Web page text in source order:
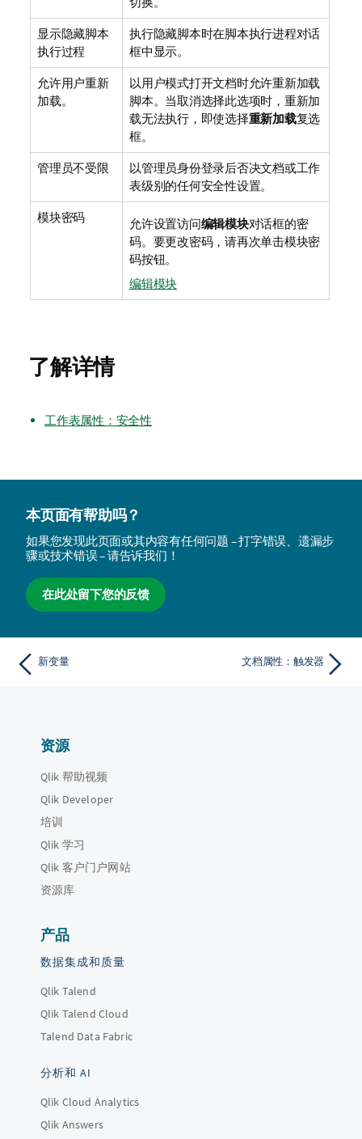
显示隐藏脚本
执行过程
执行隐藏脚本时在脚本执行进程对话
框中显示。
允许用户重新
加载。
以用户模式打开文档时允许重新加载
脚本。当取消选择此选项时，重新加
载无法执行，即使选择重新加载复选
框。
管理员不受限
以管理员身份登录后否决文档或工作
表级别的任何安全性设置。
模块密码 允许设置访问编辑模块对话框的密
码。要更改密码，请再次单击模块密
码按钮。
编辑模块
了解详情
工作表属性：安全性
本页面有帮助吗？
如果您发现此页面或其内容有任何问题 – 打字错误、遗漏步
骤或技术错误 – 请告诉我们！
在此处留下您的反馈
新变量 文档属性：触发器
资源
Qlik 帮助视频
Qlik Developer
培训
Qlik 学习
Qlik 客户门户网站
资源库
产品
数据集成和质量
Qlik Talend
Qlik Talend Cloud
Talend Data Fabric
分析和 AI
Qlik Cloud Analytics
Qlik Answers